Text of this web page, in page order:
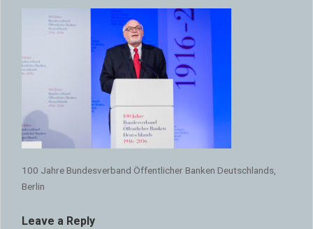
100 Jahre Bundesverband Öffentlicher Banken Deutschlands,
Berlin
Leave a Reply